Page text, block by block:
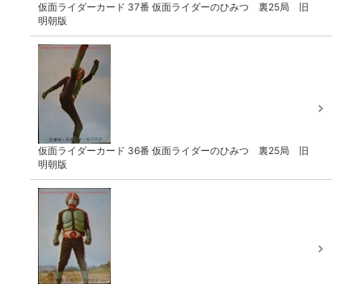
仮面ライダーカード 37番 仮面ライダーのひみつ 裏25局 旧
明朝版
仮面ライダーカード 36番 仮面ライダーのひみつ 裏25局 旧
明朝版